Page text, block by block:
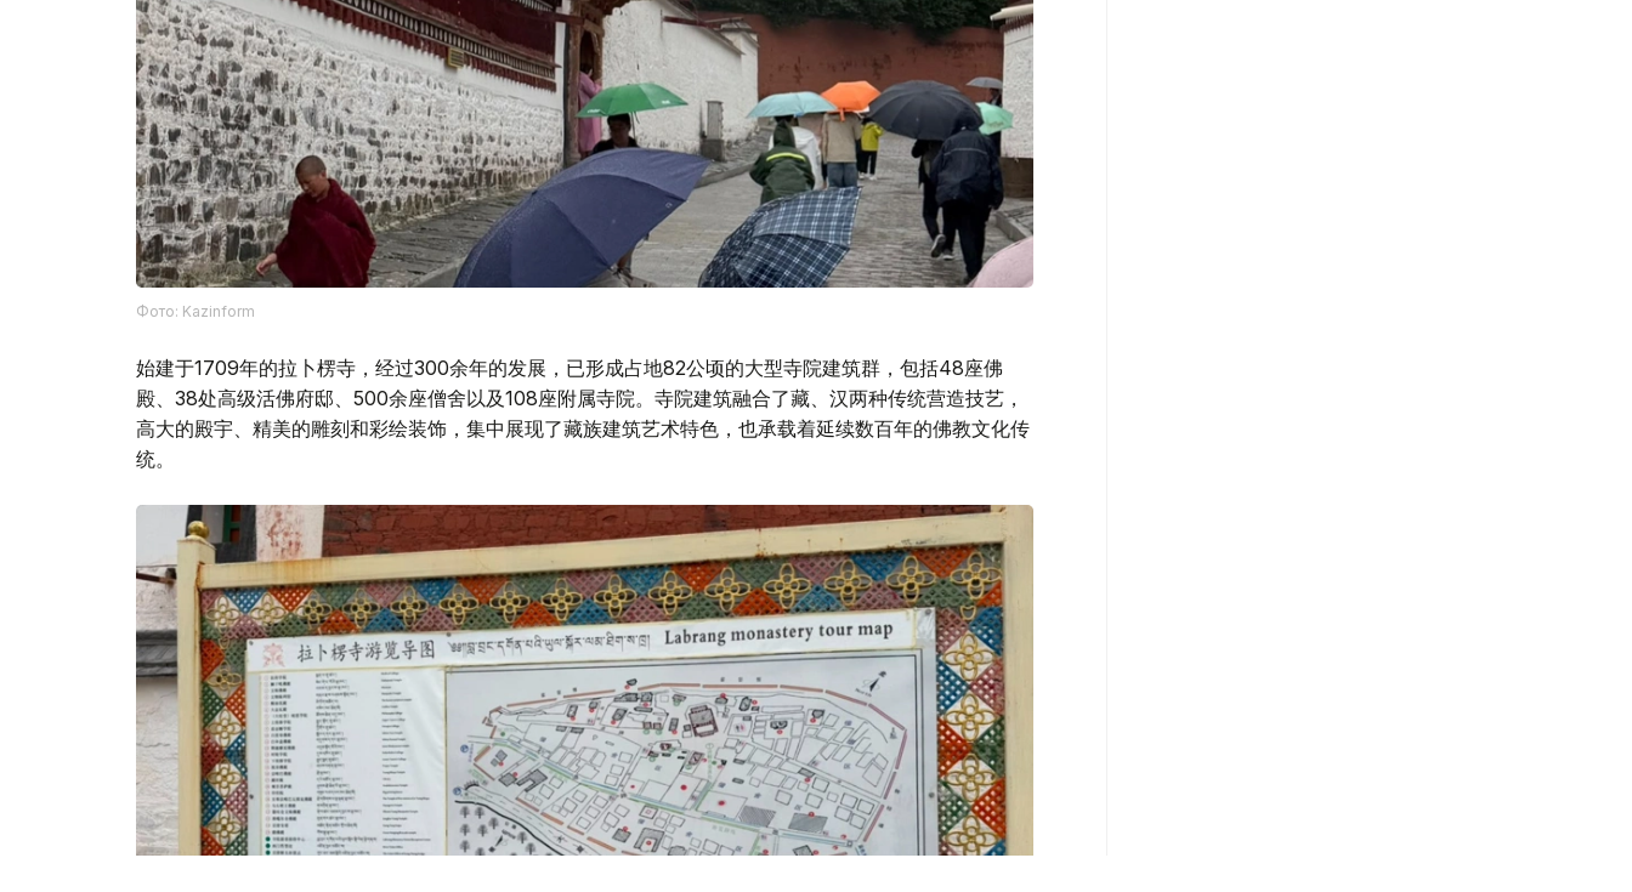
Фото: Kazinform
始建于1709年的拉卜楞寺，经过300余年的发展，已形成占地82公顷的大型寺院建筑群，包括48座佛
殿、38处高级活佛府邸、500余座僧舍以及108座附属寺院。寺院建筑融合了藏、汉两种传统营造技艺，
高大的殿宇、精美的雕刻和彩绘装饰，集中展现了藏族建筑艺术特色，也承载着延续数百年的佛教文化传
统。